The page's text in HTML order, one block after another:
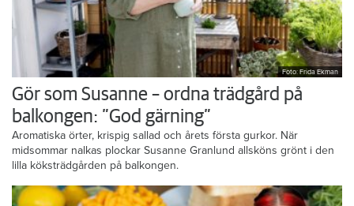
Foto: Frida Ekman
Gör som Susanne – ordna trädgård på
balkongen: ”God gärning”
Aromatiska örter, krispig sallad och årets första gurkor. När
midsommar nalkas plockar Susanne Granlund allsköns grönt i den
lilla köksträdgården på balkongen.